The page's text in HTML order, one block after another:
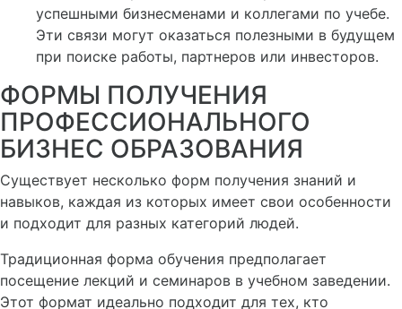
успешными бизнесменами и коллегами по учебе.
Эти связи могут оказаться полезными в будущем
при поиске работы, партнеров или инвесторов.
ФОРМЫ ПОЛУЧЕНИЯ
ПРОФЕССИОНАЛЬНОГО
БИЗНЕС ОБРАЗОВАНИЯ
Существует несколько форм получения знаний и
навыков, каждая из которых имеет свои особенности
и подходит для разных категорий людей.
Традиционная форма обучения предполагает
посещение лекций и семинаров в учебном заведении.
Этот формат идеально подходит для тех, кто